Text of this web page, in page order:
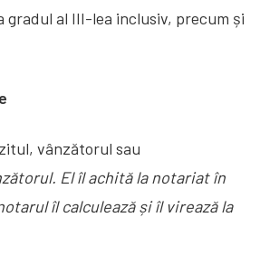
gradul al III-lea inclusiv, precum și
vânzătorul sau
El îl achită la notariat în
îl calculează și îl virează la